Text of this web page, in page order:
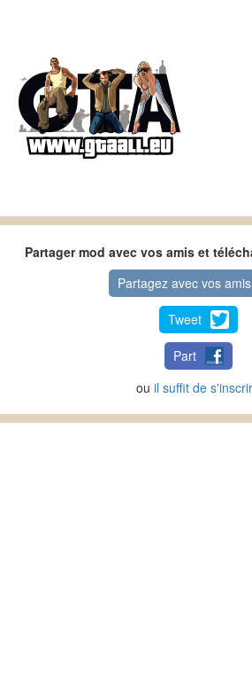
Partager mod avec vos amis et
Partagez avec vos amis
Tweet
Part
ou il suffit de